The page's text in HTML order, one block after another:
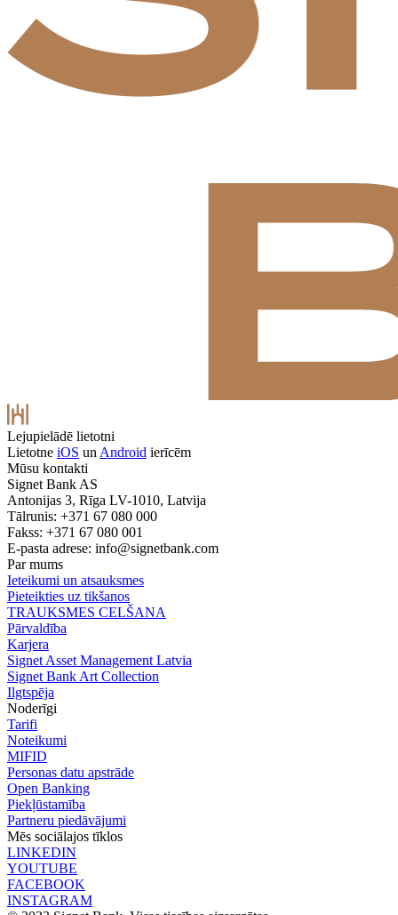
Lejupielādē lietotni
Lietotne iOS un Android ierīcēm
Mūsu kontakti
Signet Bank AS
Antonijas 3, Rīga LV-1010, Latvija
Tālrunis: +371 67 080 000
Fakss: +371 67 080 001
E-pasta adrese: info@signetbank.com
Par mums
Ieteikumi un atsauksmes
Pieteikties uz tikšanos
TRAUKSMES CELŠANA
Pārvaldība
Karjera
Signet Asset Management Latvia
Signet Bank Art Collection
Ilgtspēja
Noderīgi
Tarifi
Noteikumi
MIFID
Personas datu apstrāde
Open Banking
Piekļūstamība
Partneru piedāvājumi
Mēs sociālajos tīklos
LINKEDIN
YOUTUBE
FACEBOOK
INSTAGRAM